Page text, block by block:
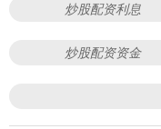
炒股配资利息
炒股配资资金